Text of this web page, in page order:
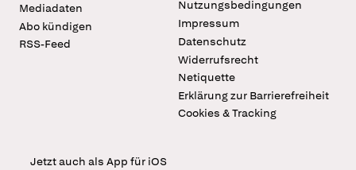
Mediadaten
Abo kündigen
RSS-Feed
Nutzungsbedingungen
Impressum
Datenschutz
Widerrufsrecht
Netiquette
Erklärung zur Barrierefreiheit
Cookies & Tracking
Jetzt auch als App für iOS